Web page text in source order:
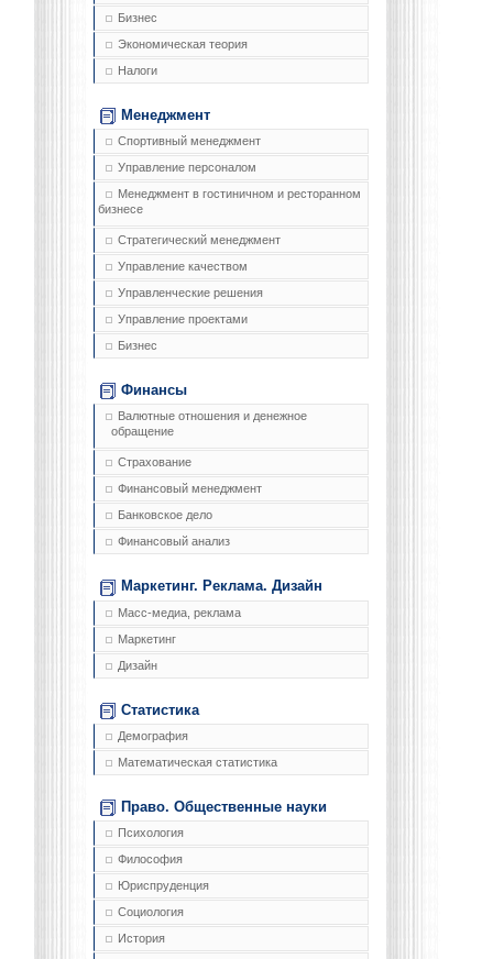
Бизнес
Экономическая теория
Налоги
Менеджмент
Спортивный менеджмент
Управление персоналом
Менеджмент в гостиничном и ресторанном
бизнесе
Стратегический менеджмент
Управление качеством
Управленческие решения
Управление проектами
Бизнес
Финансы
Валютные отношения и денежное
обращение
Страхование
Финансовый менеджмент
Банковское дело
Финансовый анализ
Маркетинг. Реклама. Дизайн
Масс-медиа, реклама
Маркетинг
Дизайн
Статистика
Демография
Математическая статистика
Право. Общественные науки
Психология
Философия
Юриспруденция
Социология
История